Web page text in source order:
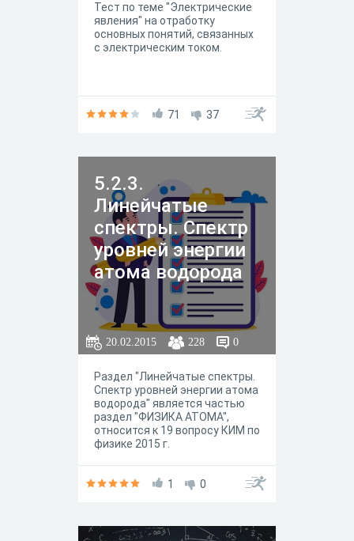
Тест по теме "Электрические
явления" на отработку
основных понятий, связанных
с электрическим током.
71 37
5.2.3.
Линейчатые
спектры. Спектр
уровней энергии
атома водорода
20.02.2015 228 0
Раздел "Линейчатые спектры.
Спектр уровней энергии атома
водорода" является частью
раздел "ФИЗИКА АТОМА",
относится к 19 вопросу КИМ по
физике 2015 г.
1 0